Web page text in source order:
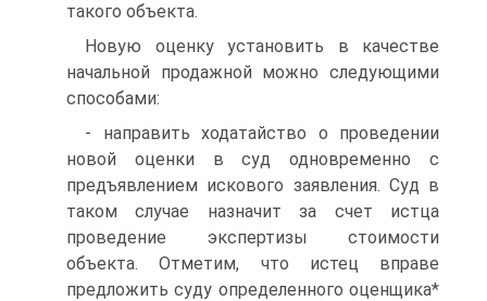
такого объекта.
Новую оценку установить в качестве
начальной продажной можно следующими
способами:
- направить ходатайство о проведении
новой оценки в суд одновременно с
предъявлением искового заявления. Суд в
таком случае назначит за счет истца
проведение экспертизы стоимости
объекта. Отметим, что истец вправе
предложить суду определенного оценщика*